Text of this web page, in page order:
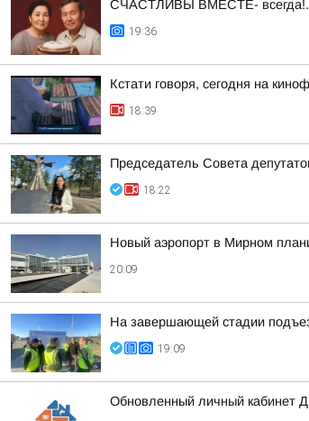
СЧАСТЛИВЫ ВМЕСТЕ- всегда!.
19:36
Кстати говоря, сегодня на
18:39
Председатель Совета
18:22
Новый аэропорт в Мирном
20:09
На завершающей стадии
19:09
Обновленный личный кабинет